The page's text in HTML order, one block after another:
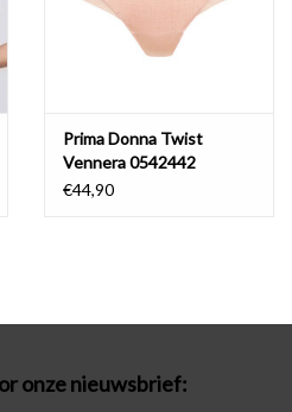
Prima Donna Twist
Vennera 0542442
€44,90
onze nieuwsbrief: